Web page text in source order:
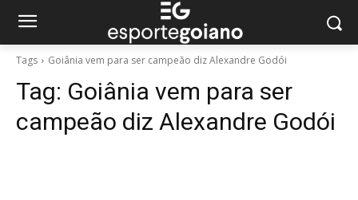
Tags Goiânia vem para ser campeão diz Alexandre Godói
Tag: Goiânia vem para ser
campeão diz Alexandre Godói